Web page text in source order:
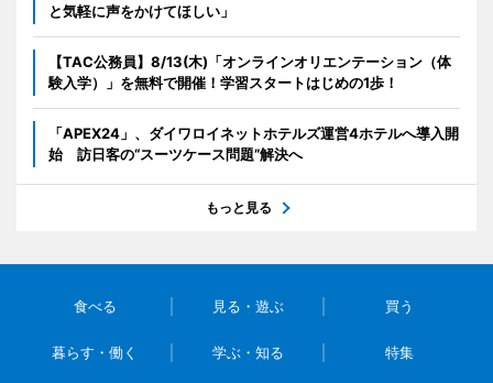
と気軽に声をかけてほしい」
【TAC公務員】8/13(木)「オンラインオリエンテーション（体
験入学）」を無料で開催！学習スタートはじめの1歩！
「APEX24」、ダイワロイネットホテルズ運営4ホテルへ導入開
始 訪日客の“スーツケース問題”解決へ
もっと見る
食べる 見る・遊ぶ 買う
暮らす・働く 学ぶ・知る 特集